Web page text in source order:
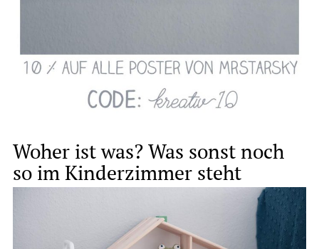
Woher ist was? Was sonst noch
so im Kinderzimmer steht